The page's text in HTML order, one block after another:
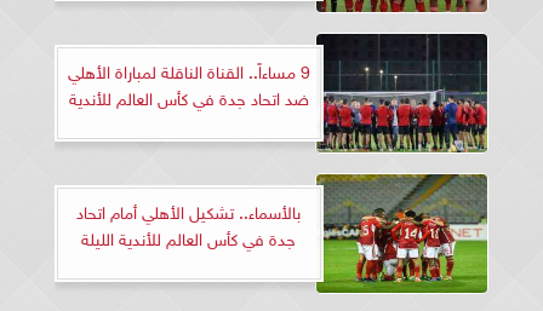
9 مساءاً.. القناة الناقلة لمباراة الأهلي
ضد اتحاد جدة في كأس العالم للأندية
بالأسماء.. تشكيل الأهلي أمام اتحاد
جدة في كأس العالم للأندية الليلة